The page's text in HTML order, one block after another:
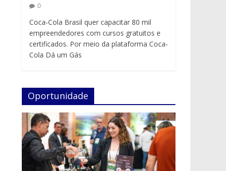
0
Coca-Cola Brasil quer capacitar 80 mil
empreendedores com cursos gratuitos e
certificados. Por meio da plataforma Coca-
Cola Dá um Gás
Oportunidade